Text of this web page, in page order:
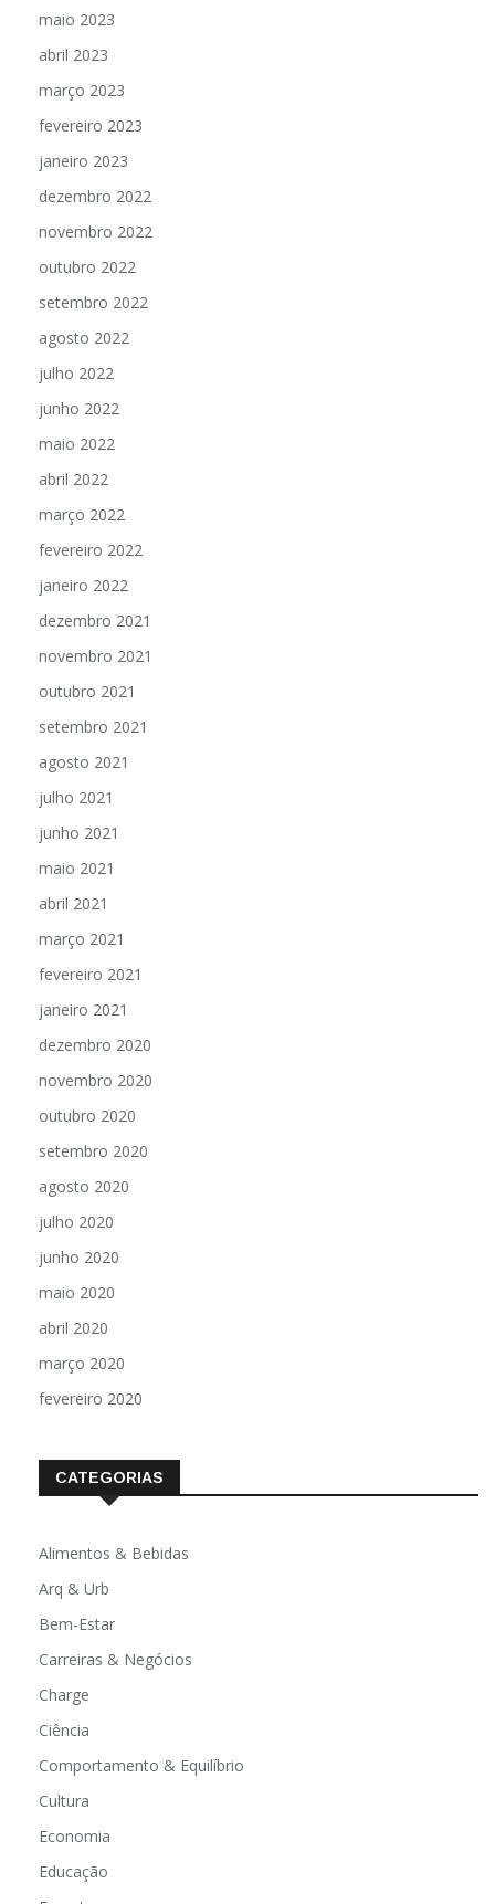
maio 2023
abril 2023
março 2023
fevereiro 2023
janeiro 2023
dezembro 2022
novembro 2022
outubro 2022
setembro 2022
agosto 2022
julho 2022
junho 2022
maio 2022
abril 2022
março 2022
fevereiro 2022
janeiro 2022
dezembro 2021
novembro 2021
outubro 2021
setembro 2021
agosto 2021
julho 2021
junho 2021
maio 2021
abril 2021
março 2021
fevereiro 2021
janeiro 2021
dezembro 2020
novembro 2020
outubro 2020
setembro 2020
agosto 2020
julho 2020
junho 2020
maio 2020
abril 2020
março 2020
fevereiro 2020
CATEGORIAS
Alimentos & Bebidas
Arq & Urb
Bem-Estar
Carreiras & Negócios
Charge
Ciência
Comportamento & Equilíbrio
Cultura
Economia
Educação